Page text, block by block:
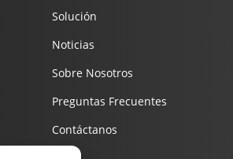
Solución
Noticias
Sobre Nosotros
Preguntas Frecuentes
Contáctanos